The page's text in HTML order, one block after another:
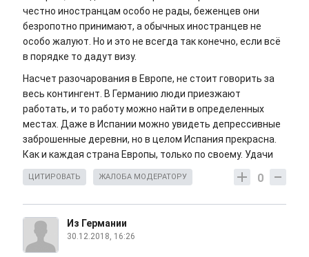
честно иностранцам особо не рады, беженцев они
безропотно принимают, а обычных иностранцев не
особо жалуют. Но и это не всегда так конечно, если всё
в порядке то дадут визу.
Насчет разочарования в Европе, не стоит говорить за
весь контингент. В Германию люди приезжают
работать, и то работу можно найти в определенных
местах. Даже в Испании можно увидеть депрессивные
заброшенные деревни, но в целом Испания прекрасна.
Как и каждая страна Европы, только по своему. Удачи
0
ЦИТИРОВАТЬ ЖАЛОБА МОДЕРАТОРУ
Из Германии
30.12.2018, 16:26